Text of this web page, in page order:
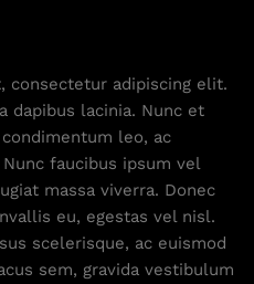
consectetur adipiscing elit.
dapibus lacinia. Nunc et
leo, ac
faucibus ipsum vel
massa viverra. Donec
eu, egestas vel nisl.
scelerisque, ac euismod
sem, gravida vestibulum